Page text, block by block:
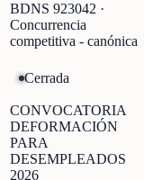
BDNS 923042 ·
Concurrencia
competitiva - canónica
Cerrada
CONVOCATORIA
DEFORMACIÓN
PARA
DESEMPLEADOS
2026